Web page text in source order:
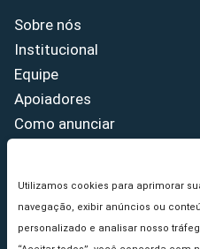
Utilizamos cookies para aprimorar
navegação, exibir anúncios ou
personalizado e analisar nosso
Sobre nós
Institucional
Equipe
Apoiadores
Como anunciar
Princípios Editoriais